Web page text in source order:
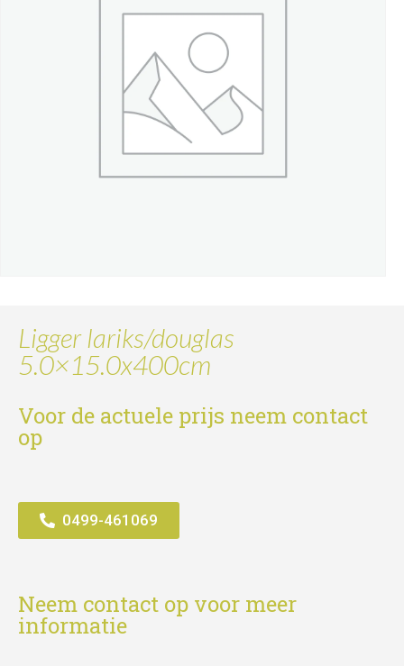
Ligger lariks/douglas
5.0×15.0x400cm
Voor de actuele prijs neem contact
op
0499-461069
Neem contact op voor meer
informatie